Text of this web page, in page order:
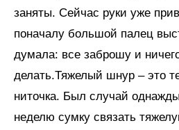
заняты. Сейчас руки уже
поначалу большой палец
думала: все заброшу и
делать.Тяжелый шнур – это
ниточка. Был случай
неделю сумку связать